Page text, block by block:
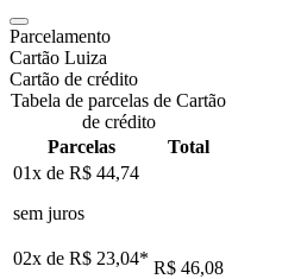
Parcelamento
Cartão Luiza
Cartão de crédito
Tabela de parcelas de Cartão
de crédito
Parcelas
Total
01x de R$ 44,74
sem juros
02x de R$ 23,04* R$ 46,08